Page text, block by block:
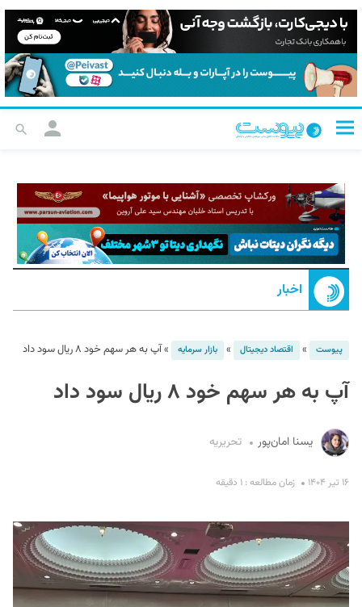
اخبار
پیوست » اقتصاد دیجیتال » بازار سرمایه »آپ به هر سهم خود ۸ ریال سود داد
آپ به هر سهم خود ۸ ریال سود داد
یسنا امان‌پور تحریریه
۱۶ تیر ۱۴۰۴ زمان مطالعه : ۱ دقیقه